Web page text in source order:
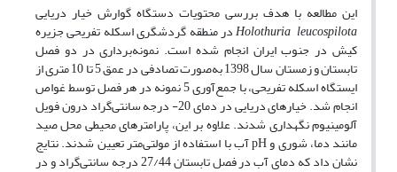
این مطالعه با هدف بررسی محتویات دستگاه گوارش خیار دریایی
Holothuria leucospilotaدر منطقه گردشگری اسکله تفریحی جزیره
کیش در جنوب ایران انجام شده است. نمونه‌برداری در دو فصل
تابستان و زمستان سال 1398 به‌صورت تصادفی در عمق 5 تا 10 متری از
ایستگاه اسکله تفریحی، با جمع‌آوری 5 نمونه در هر فصل توسط غواص
انجام شد. خیارهای دریایی در دمای 20- درجه سانتی‌گراد درون فویل
آلومینیوم نگهداری شدند. علاوه بر این، پارامترهای محیطی محل صید
مانند دما، شوری و pH آب با استفاده از مولتی‌متر تعیین شدند. نتایج
نشان داد که دمای آب در فصل تابستان 27/44 درجه سانتی‌گراد و در